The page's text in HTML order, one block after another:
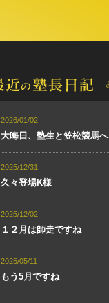
2026/01/02
大晦日、塾生と笠松競馬へ
2025/12/31
久々登場K様
2025/12/02
１２月は師走ですね
2025/05/11
もう5月ですね